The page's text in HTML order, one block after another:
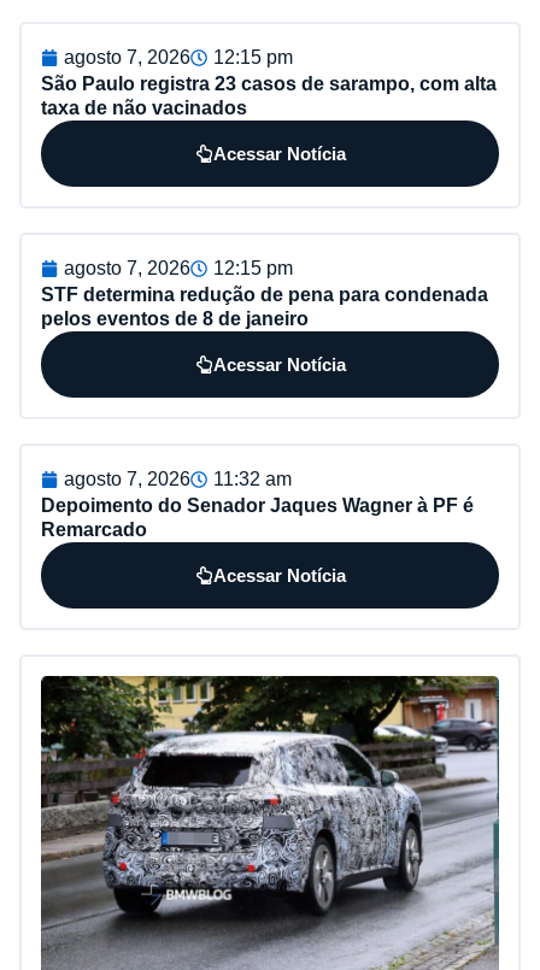
agosto 7, 2026
12:15 pm
São Paulo registra 23 casos de sarampo, com alta
taxa de não vacinados
Acessar Notícia
agosto 7, 2026
12:15 pm
STF determina redução de pena para condenada
pelos eventos de 8 de janeiro
Acessar Notícia
agosto 7, 2026
11:32 am
Depoimento do Senador Jaques Wagner à PF é
Remarcado
Acessar Notícia